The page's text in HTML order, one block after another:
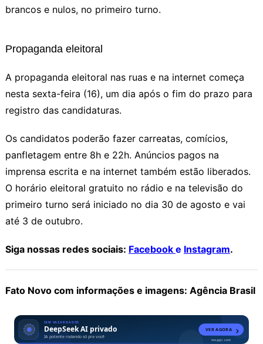
brancos e nulos, no primeiro turno.
Propaganda eleitoral
A propaganda eleitoral nas ruas e na internet começa
nesta sexta-feira (16), um dia após o fim do prazo para
registro das candidaturas.
Os candidatos poderão fazer carreatas, comícios,
panfletagem entre 8h e 22h. Anúncios pagos na
imprensa escrita e na internet também estão liberados.
O horário eleitoral gratuito no rádio e na televisão do
primeiro turno será iniciado no dia 30 de agosto e vai
até 3 de outubro.
Siga nossas redes sociais: Facebook e Instagram.
Fato Novo com informações e imagens: Agência Brasil